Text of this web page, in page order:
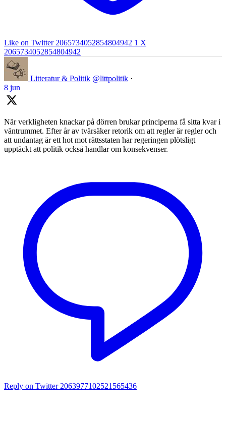
Like on Twitter 2065734052854804942 1 X
2065734052854804942
Litteratur & Politik @littpolitik ·
8 jun
När verkligheten knackar på dörren brukar principerna få sitta kvar i
väntrummet. Efter år av tvärsäker retorik om att regler är regler och
att undantag är ett hot mot rättsstaten har regeringen plötsligt
upptäckt att politik också handlar om konsekvenser.
Reply on Twitter 2063977102521565436